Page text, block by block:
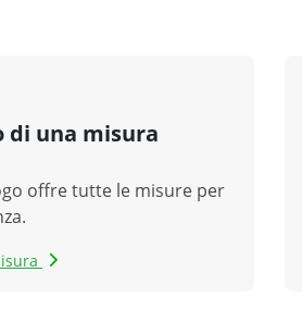
di una misura
offre tutte le misure per